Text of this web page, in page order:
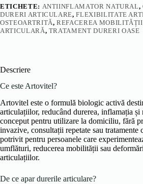
ETICHETE: ANTIINFLAMATOR NATURAL,
DURERI ARTICULARE,FLEXIBILITATE
OSTEOARTRITĂ,REFACEREA MOBILITĂȚII
ARTICULARĂ, TRATAMENT DURERI OASE
Descriere
Ce este Artovitel?
Artovitel este o formulă biologic activă
articulațiilor, reducând durerea, inflamația și
conceput pentru utilizare la domiciliu, fără
invazive, consultații repetate sau tratamente
potrivit pentru persoanele care
umflături, reducerea mobilității sau
articulațiilor.
De ce apar durerile articulare?